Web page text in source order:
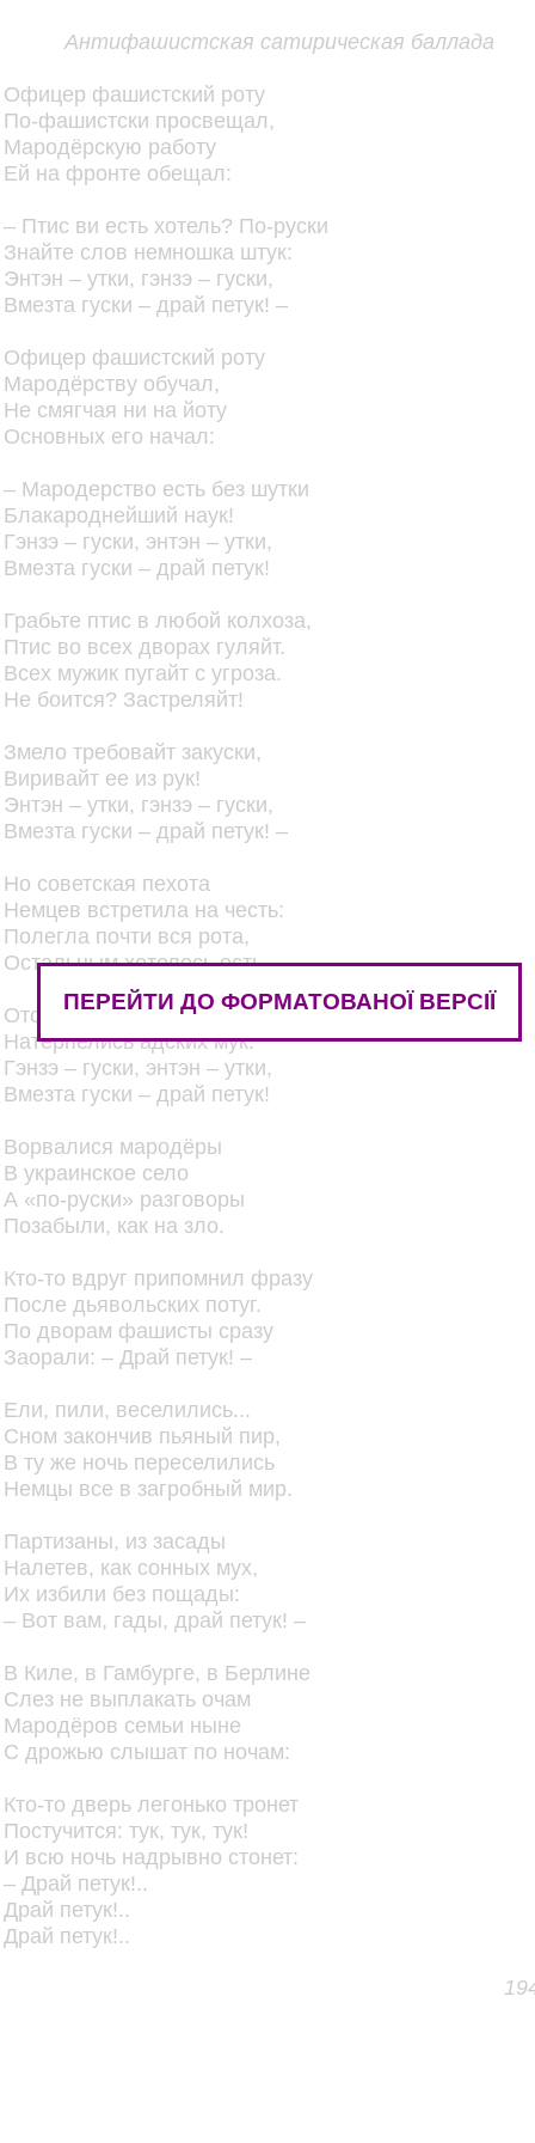
Антифашистская сатирическая баллада
Офицер фашистский роту
По-фашистски просвещал,
Мародёрскую работу
Ей на фронте обещал:
– Птис ви есть хотель? По-руски
Знайте слов немношка штук:
Энтэн – утки, гэнзэ – гуски,
Вмезта гуски – драй петук! –
Офицер фашистский роту
Мародёрству обучал,
Не смягчая ни на йоту
Основных его начал:
– Мародерство есть без шутки
Блакароднейший наук!
Гэнзэ – гуски, энтэн – утки,
Вмезта гуски – драй петук!
Грабьте птис в любой колхоза,
Птис во всех дворах гуляйт.
Всех мужик пугайт с угроза.
Не боится? Застреляйт!
Змело требовайт закуски,
Виривайт ее из рук!
Энтэн – утки, гэнзэ – гуски,
Вмезта гуски – драй петук! –
Но советская пехота
Немцев встретила на честь:
Полегла почти вся рота,
Остальным хотелось есть.
Отощалые желудки
Натерпелись адских мук.
Гэнзэ – гуски, энтэн – утки,
Вмезта гуски – драй петук!
Ворвалися мародёры
В украинское село
А «по-руски» разговоры
Позабыли, как на зло.
Кто-то вдруг припомнил фразу
После дьявольских потуг.
По дворам фашисты сразу
Заорали: – Драй петук! –
Ели, пили, веселились...
Сном закончив пьяный пир,
В ту же ночь переселились
Немцы все в загробный мир.
Партизаны, из засады
Налетев, как сонных мух,
Их избили без пощады:
– Вот вам, гады, драй петук! –
В Киле, в Гамбурге, в Берлине
Слез не выплакать очам
Мародёров семьи ныне
С дрожью слышат по ночам:
Кто-то дверь легонько тронет
Постучится: тук, тук, тук!
И всю ночь надрывно стонет:
– Драй петук!..
Драй петук!..
Драй петук!..
ПЕРЕЙТИ ДО ФОРМАТОВАНОЇ ВЕРСІЇ